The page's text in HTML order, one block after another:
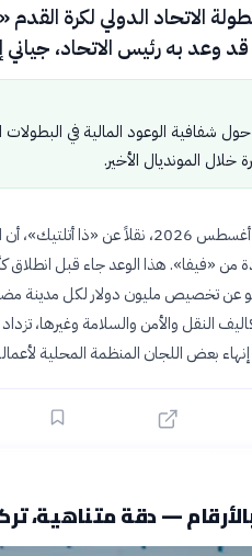
الاتحاد الدولي لكرة القدم
وعد به رئيس الاتحاد، جياني
حول شفافية الوعود المالية في
خلال المونديال الأخير.
كشفت تقارير صحفية يوم 4 أغسطس 2026،
عن تخصيص مليون دولار لكل مدينة
النقل والأمن والسلامة وغيرها،
بعض اللجان المنظمة المحلية
بالأرقام — دقة متناهية،